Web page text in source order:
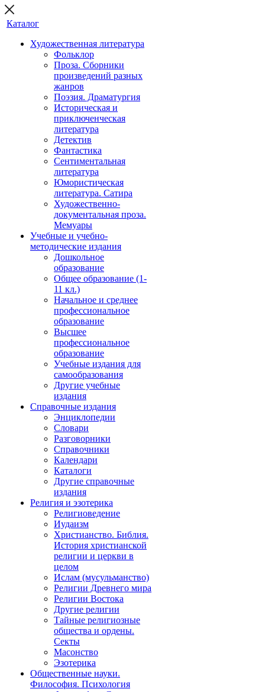
Каталог
Художественная литература
Фольклор
Проза. Сборники
произведений разных
жанров
Поэзия. Драматургия
Историческая и
приключенческая
литература
Детектив
Фантастика
Сентиментальная
литература
Юмористическая
литература. Сатира
Художественно-
документальная проза.
Мемуары
Учебные и учебно-
методические издания
Дошкольное
образование
Общее образование (1-
11 кл.)
Начальное и среднее
профессиональное
образование
Высшее
профессиональное
образование
Учебные издания для
самообразования
Другие учебные
издания
Справочные издания
Энциклопедии
Словари
Разговорники
Справочники
Календари
Каталоги
Другие справочные
издания
Религия и эзотерика
Религиоведение
Иудаизм
Христианство. Библия.
История христианской
религии и церкви в
целом
Ислам (мусульманство)
Религии Древнего мира
Религии Востока
Другие религии
Тайные религиозные
общества и ордены.
Секты
Масонство
Эзотерика
Общественные науки.
Философия. Психология